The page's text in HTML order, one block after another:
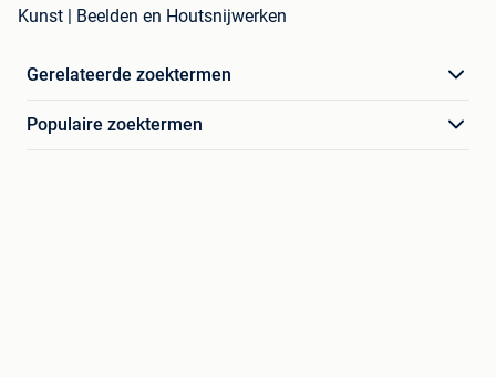
Kunst | Beelden en Houtsnijwerken
Gerelateerde zoektermen
Populaire zoektermen